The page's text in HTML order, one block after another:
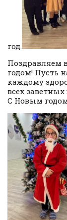
год.
Поздравляем
годом! Пусть
каждому
всех
С Новым